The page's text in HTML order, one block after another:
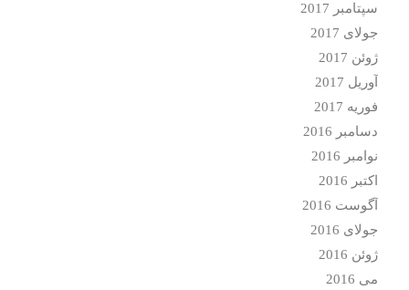
سپتامبر 2017
جولای 2017
ژوئن 2017
آوریل 2017
فوریه 2017
دسامبر 2016
نوامبر 2016
اکتبر 2016
آگوست 2016
جولای 2016
ژوئن 2016
می 2016